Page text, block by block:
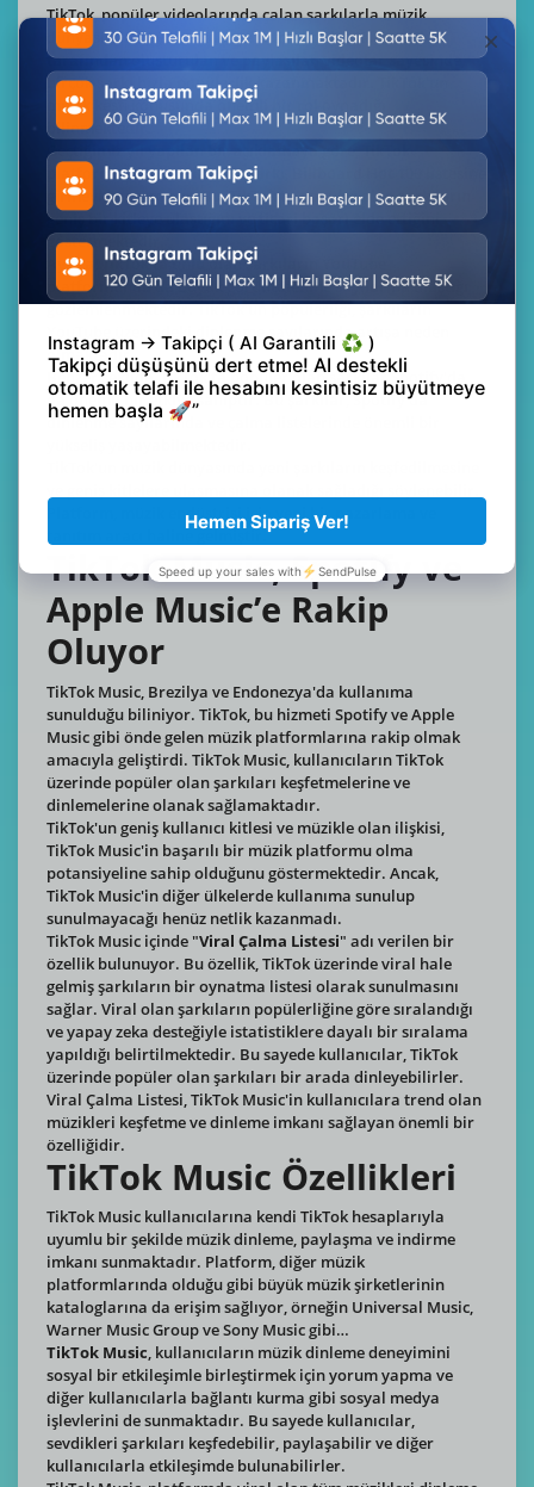
TikTok, popüler videolarında çalan şarkılarla müzik
dünyasında büyük etkiler yaratmaktadır. Kullanıcılar
tarafından oluşturulan ve paylaşılan videolar sayesinde,
birçok şarkı hızla popülerlik kazanmaktadır. TikTok'un
müzik keşfi konusunda önemli bir rol oynadığı
bilinmektedir.
Geçtiğimiz yıl yapılan bir açıklamaya göre, TikTok
platformunda yer alan 175 şarkı, Billboard Hot 100 listesine
girmeyi başarmıştır. Bu, TikTok'ta popüler olan şarkıların
geniş bir kitleye ulaştığını ve ticari başarı elde ettiğini
göstermektedir.
Ayrıca, TikTok'ta ünlü olan şarkıların YouTube
platformunda da büyük görüntülenme sayılarına ulaştığı
gözlemlenmektedir. TikTok'un popülerliği, şarkıların
YouTube üzerindeki dinlenme sayılarında artışa neden
olmaktadır.
Benzer şekilde, TikTok'ta popüler olan şarkılar Spotify'da
da önemli bir etkiye sahiptir. Bu şarkılar, Spotify'da
dinlenme sayılarında ve çalma listelerinde önemli bir
Platform, müzik endüstrisi için yeni bir pazarlama ve
tanıtım aracı haline gelmiştir.
TikTok Music, Spotify ve
Apple Music’e Rakip
Oluyor
TikTok Music, Brezilya ve Endonezya'da kullanıma
sunulduğu biliniyor. TikTok, bu hizmeti Spotify ve Apple
Music gibi önde gelen müzik platformlarına rakip olmak
amacıyla geliştirdi. TikTok Music, kullanıcıların TikTok
üzerinde popüler olan şarkıları keşfetmelerine ve
dinlemelerine olanak sağlamaktadır.
TikTok'un geniş kullanıcı kitlesi ve müzikle olan ilişkisi,
TikTok Music'in başarılı bir müzik platformu olma
potansiyeline sahip olduğunu göstermektedir. Ancak,
TikTok Music'in diğer ülkelerde kullanıma sunulup
sunulmayacağı henüz netlik kazanmadı.
TikTok Music içinde "Viral Çalma Listesi" adı verilen bir
özellik bulunuyor. Bu özellik, TikTok üzerinde viral hale
gelmiş şarkıların bir oynatma listesi olarak sunulmasını
sağlar. Viral olan şarkıların popülerliğine göre sıralandığı
ve yapay zeka desteğiyle istatistiklere dayalı bir sıralama
yapıldığı belirtilmektedir. Bu sayede kullanıcılar, TikTok
üzerinde popüler olan şarkıları bir arada dinleyebilirler.
Viral Çalma Listesi, TikTok Music'in kullanıcılara trend olan
müzikleri keşfetme ve dinleme imkanı sağlayan önemli bir
özelliğidir.
TikTok Music Özellikleri
TikTok Music kullanıcılarına kendi TikTok hesaplarıyla
uyumlu bir şekilde müzik dinleme, paylaşma ve indirme
imkanı sunmaktadır. Platform, diğer müzik
platformlarında olduğu gibi büyük müzik şirketlerinin
kataloglarına da erişim sağlıyor, örneğin Universal Music,
Warner Music Group ve Sony Music gibi…
TikTok Music, kullanıcıların müzik dinleme deneyimini
sosyal bir etkileşimle birleştirmek için yorum yapma ve
diğer kullanıcılarla bağlantı kurma gibi sosyal medya
işlevlerini de sunmaktadır. Bu sayede kullanıcılar,
sevdikleri şarkıları keşfedebilir, paylaşabilir ve diğer
kullanıcılarla etkileşimde bulunabilirler.